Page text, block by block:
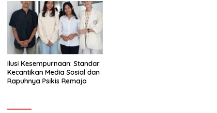
Ilusi Kesempurnaan: Standar
Kecantikan Media Sosial dan
Rapuhnya Psikis Remaja